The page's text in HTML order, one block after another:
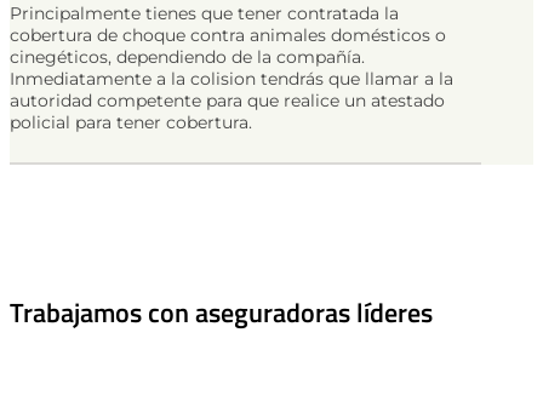
Principalmente tienes que tener contratada la
cobertura de choque contra animales domésticos o
cinegéticos, dependiendo de la compañía.
Inmediatamente a la colision tendrás que llamar a la
autoridad competente para que realice un atestado
policial para tener cobertura.
Trabajamos con aseguradoras líderes